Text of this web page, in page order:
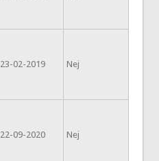
23-02-2019 Nej
22-09-2020 Nej